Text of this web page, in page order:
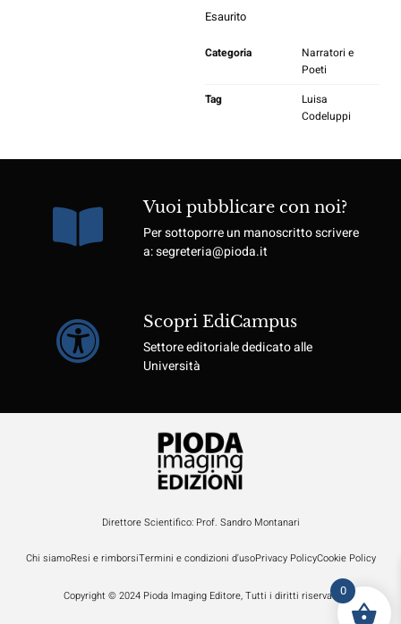
Esaurito
Categoria
Narratori e
Poeti
Tag
Luisa
Codeluppi
Vuoi pubblicare con noi?
Per sottoporre un manoscritto scrivere
a: segreteria@pioda.it
Scopri EdiCampus
Settore editoriale dedicato alle
Università
Direttore Scientifico: Prof. Sandro Montanari
Chi siamoResi e rimborsiTermini e condizioni d'usoPrivacy PolicyCookie Policy
Copyright © 2024 Pioda Imaging Editore, Tutti i diritti riservati 0